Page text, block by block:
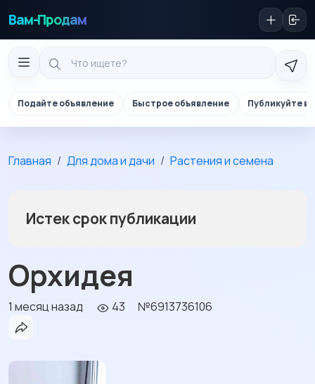
Вам-Продам
Подайте объявление Быстрое объявление Публикуйте в
Главная Для дома и дачи Растения и семена
Истек срок публикации
Орхидея
1 месяц назад 43 №6913736106